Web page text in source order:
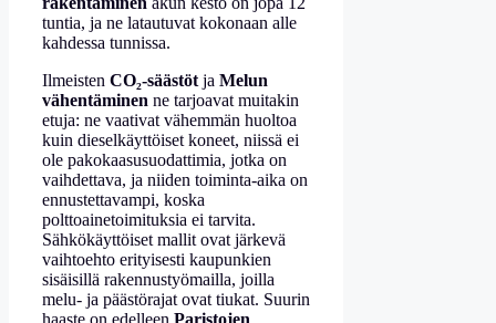
tuntia, ja ne latautuvat kokonaan alle
kahdessa tunnissa.
Ilmeisten CO₂-säästöt ja Melun
vähentäminen ne tarjoavat muitakin
etuja: ne vaativat vähemmän huoltoa
kuin dieselkäyttöiset koneet, niissä ei
ole pakokaasusuodattimia, jotka on
vaihdettava, ja niiden toiminta-aika on
ennustettavampi, koska
polttoainetoimituksia ei tarvita.
Sähkökäyttöiset mallit ovat järkevä
vaihtoehto erityisesti kaupunkien
sisäisillä rakennustyömailla, joilla
melu- ja päästörajat ovat tiukat. Suurin
haaste on edelleen Paristojen